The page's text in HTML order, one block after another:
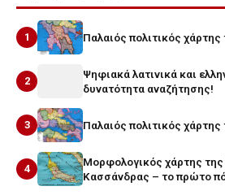
1 Παλαιός πολιτικός
2
Ψηφιακά λατινικά και
δυνατότητα αναζήτησης!
3 Παλαιός πολιτικός
4
Μορφολογικός χάρτης
Κασσάνδρας – το πρώτο